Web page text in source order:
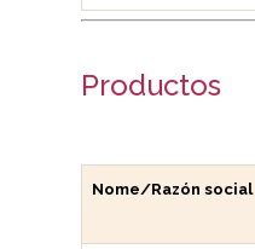
Productos
Nome/Razón social